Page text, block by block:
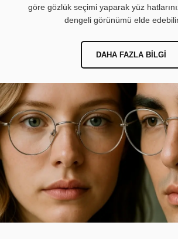
göre gözlük seçimi yaparak yüz
dengeli görünümü elde
DAHA FAZLA BILGI